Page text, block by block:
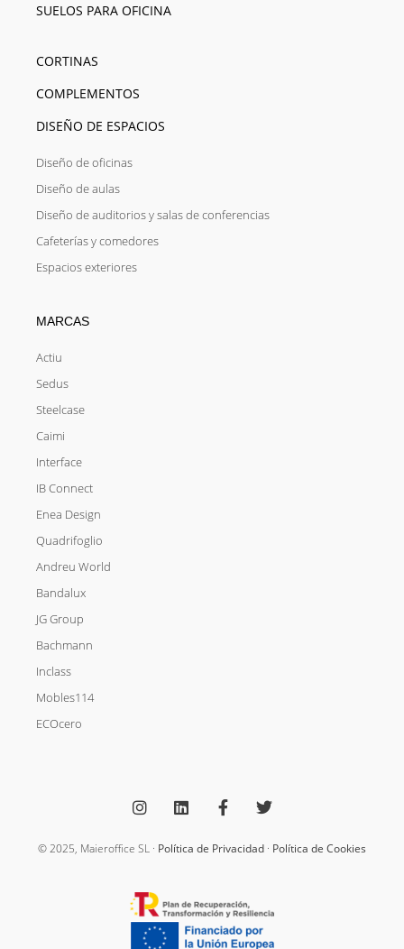
SUELOS PARA OFICINA
CORTINAS
COMPLEMENTOS
DISEÑO DE ESPACIOS
Diseño de oficinas
Diseño de aulas
Diseño de auditorios y salas de conferencias
Cafeterías y comedores
Espacios exteriores
MARCAS
Actiu
Sedus
Steelcase
Caimi
Interface
IB Connect
Enea Design
Quadrifoglio
Andreu World
Bandalux
JG Group
Bachmann
Inclass
Mobles114
ECOcero
s
t
g
m
n
k
d
c
e
o
-
f
i
t
e
© 2025, Maieroffice SL · Política de Privacidad · Política de Cookies